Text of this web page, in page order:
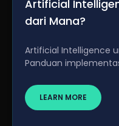
Artificial
dari Mana?
Artificial Intelligence
Panduan
LEARN MORE